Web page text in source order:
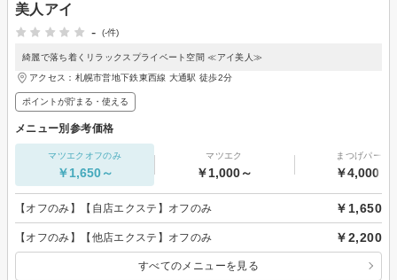
美人アイ
-
(-件)
綺麗で落ち着くリラックスプライベート空間 ≪アイ美人≫
アクセス：札幌市営地下鉄東西線 大通駅 徒歩2分
ポイントが貯まる・使える
メニュー別参考価格
マツエクオフのみ
￥1,650～
マツエク
￥1,000～
まつげパーマ
￥4,000～
【オフのみ】【自店エクステ】オフのみ ￥1,650
【オフのみ】【他店エクステ】オフのみ ￥2,200
すべてのメニューを見る